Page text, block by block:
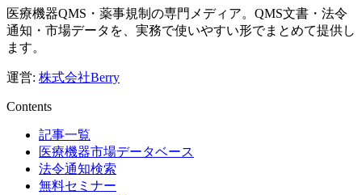
医療機器QMS・薬事規制の専門メディア。QMS文書・法令
通知・市場データを、実務で使いやすい形でまとめて提供し
ます。
運営: 株式会社Berry
Contents
記事一覧
医療機器市場データベース
法令通知検索
無料セミナー